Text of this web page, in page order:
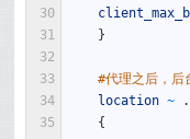
30
31
32
33
34
35
}
#代理之后，后
location ~ .
{